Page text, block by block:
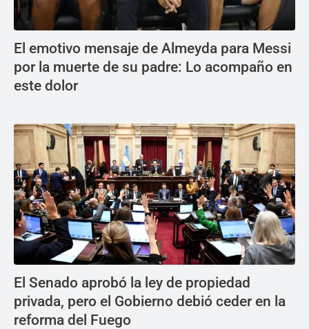
El emotivo mensaje de Almeyda para Messi
por la muerte de su padre: Lo acompaño en
este dolor
El Senado aprobó la ley de propiedad
privada, pero el Gobierno debió ceder en la
reforma del Fuego